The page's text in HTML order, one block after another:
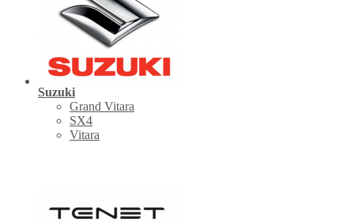
Suzuki
Grand Vitara
SX4
Vitara